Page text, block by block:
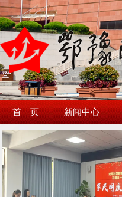
首 页 新闻中心